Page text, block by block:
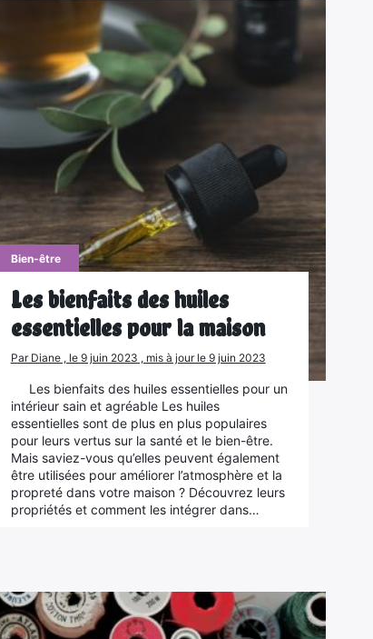
Bien-être
Les bienfaits des huiles
essentielles pour la maison
Par Diane , le 9 juin 2023 , mis à jour le 9 juin 2023
Les bienfaits des huiles essentielles pour un
intérieur sain et agréable Les huiles
essentielles sont de plus en plus populaires
pour leurs vertus sur la santé et le bien-être.
Mais saviez-vous qu’elles peuvent également
être utilisées pour améliorer l’atmosphère et la
propreté dans votre maison ? Découvrez leurs
propriétés et comment les intégrer dans…